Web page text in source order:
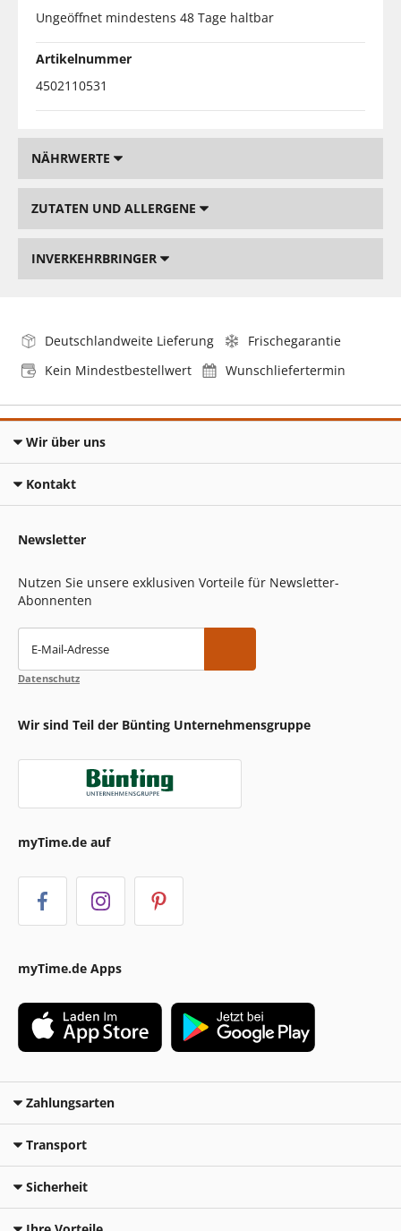
Ungeöffnet mindestens 48 Tage haltbar
Artikelnummer
4502110531
NÄHRWERTE
ZUTATEN UND ALLERGENE
INVERKEHRBRINGER
Deutschlandweite Lieferung
Frischegarantie
Kein Mindestbestellwert
Wunschliefertermin
Wir über uns
Kontakt
Newsletter
Nutzen Sie unsere exklusiven Vorteile für Newsletter-
Abonnenten
E-Mail-Adresse
Datenschutz
Wir sind Teil der Bünting Unternehmensgruppe
myTime.de auf
myTime.de Apps
Zahlungsarten
Transport
Sicherheit